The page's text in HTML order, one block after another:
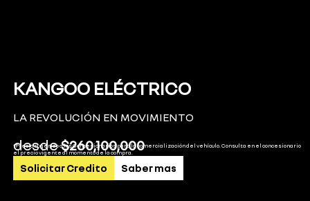
KANGOO ELÉCTRICO
LA REVOLUCIÓN EN MOVIMIENTO
desde$260,100,000
*Precio sugerido a los Concesionarios para la comercialización del vehículo. Consulta en el concesionario
el precio vigente al momento de la compra.
Solicitar Credito Saber mas